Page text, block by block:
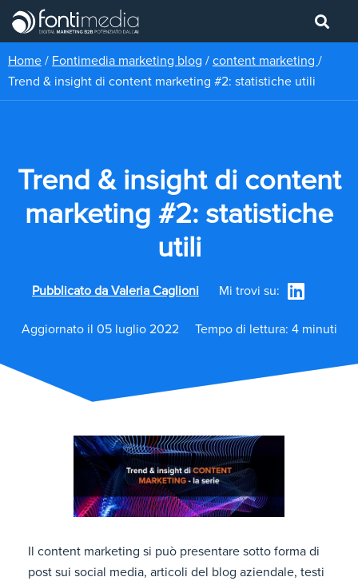
Home / Fontimedia marketing blog / content marketing /
Trend & insight di content marketing #2: statistiche utili
Trend & insight di content
marketing #2: statistiche
utili
Pubblicato da Valeria Caglioni Mi trovi su:
Aggiornato il 05 luglio 2022 Tempo di lettura: 4 minuti
Il content marketing si può presentare sotto forma di
post sui social media, articoli del blog aziendale, testi